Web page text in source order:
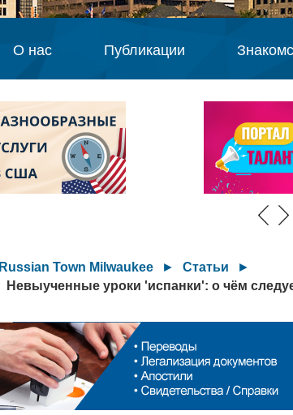
О нас Публикации
Russian Town Milwaukee ► Статьи
►
Невыученные уроки 'испанки': о чём